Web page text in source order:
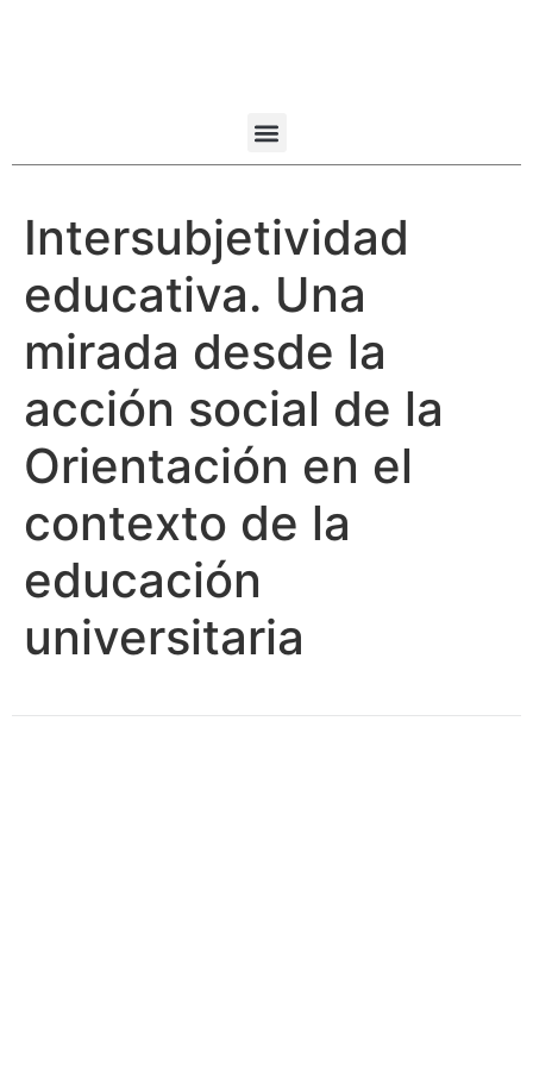
Intersubjetividad
educativa. Una
mirada desde la
acción social de la
Orientación en el
contexto de la
educación
universitaria